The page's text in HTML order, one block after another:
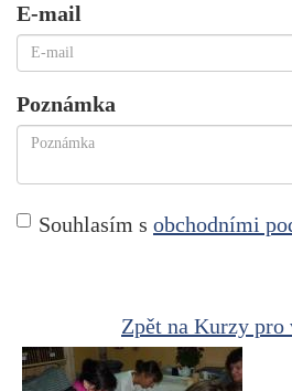
E-mail
Poznámka
Souhlasím s obchodními
Zpět na Kurzy pro